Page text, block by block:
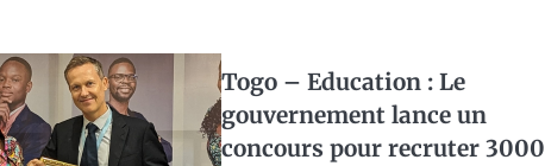
Togo – Education : Le
gouvernement lance un
concours pour recruter 3000